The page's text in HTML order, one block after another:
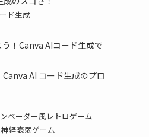
ド生成
！Canva AIコード生成で
AI コード生成のプロ
ベーダー風レトロゲーム
経衰弱ゲーム